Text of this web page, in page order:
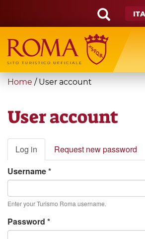
main
content
Search
form
Cerca
You
here
Home / User account
User account
Primary
tabs
Log in (active
tab)
Request new password
Username*
Enter your Turismo Roma username.
Password *